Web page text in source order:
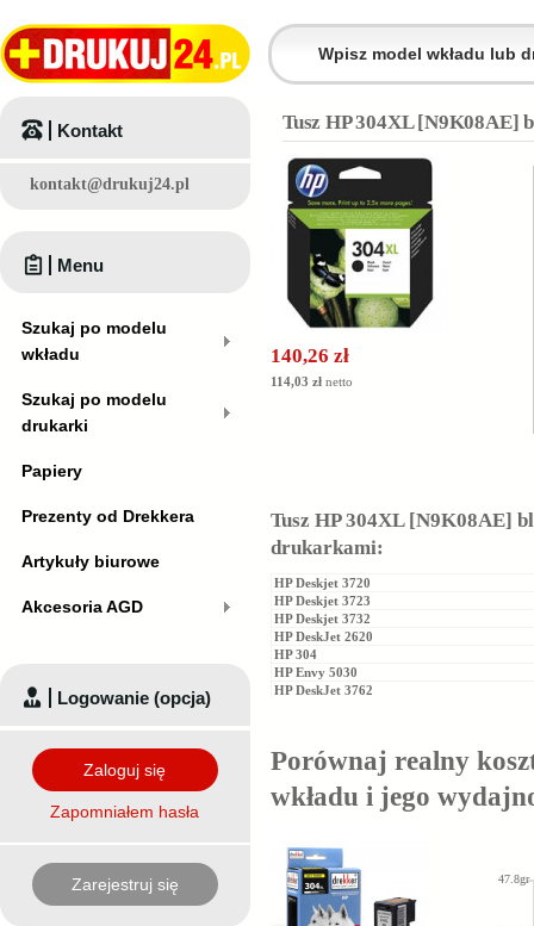
Tusz HP 304XL [N9K08AE]
140,26 zł
114,03 zł netto
Tusz HP 304XL [N9K08AE]
drukarkami:
HP Deskjet 3720
HP Deskjet 3723
HP Deskjet 3732
HP DeskJet 2620
HP 304
HP Envy 5030
HP DeskJet 3762
Porównaj realny
wkładu i jego
47.8gr
Kontakt
kontakt@drukuj24.pl
Menu
Szukaj po modelu
wkładu
Szukaj po modelu
drukarki
Papiery
Prezenty od Drekkera
Artykuły biurowe
Akcesoria AGD
Logowanie (opcja)
Zaloguj się
Zapomniałem hasła
Zarejestruj się